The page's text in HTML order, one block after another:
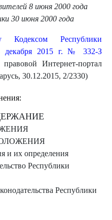
8 июня 2000 года
30 июня 2000 года
Кодексом Республики
декабря 2015 г. № 332-З
Интернет-портал
30.12.2015, 2/2330)
и их определения
Республики
Республики